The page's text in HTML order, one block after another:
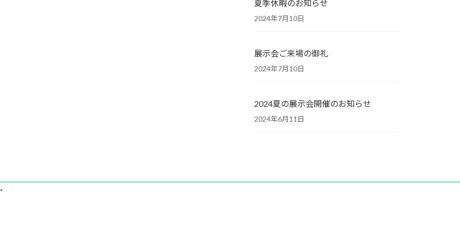
夏季休暇のお知らせ
2024年7月10日
展示会ご来場の御礼
2024年7月10日
2024夏の展示会開催のお知らせ
2024年6月11日